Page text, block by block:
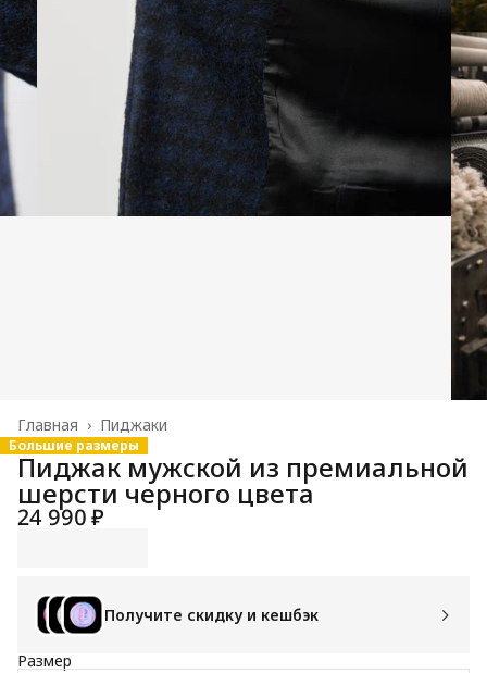
Пиджаки
Главная ›
Большие размеры
Пиджак мужской из премиальной
шерсти черного цвета
24 990 ₽
Получите скидку и кешбэк
Размер